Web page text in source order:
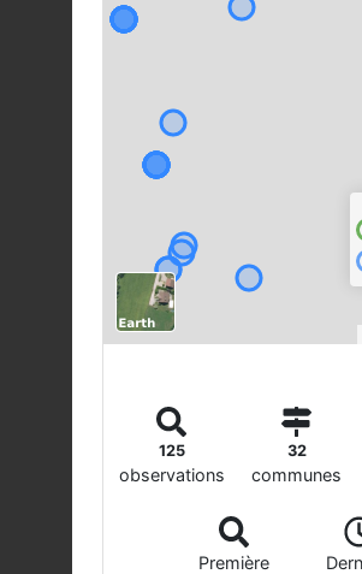
125
observations
32
communes
Première